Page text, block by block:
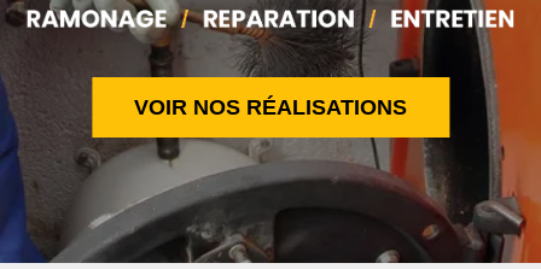
VOIR NOS RÉALISATIONS